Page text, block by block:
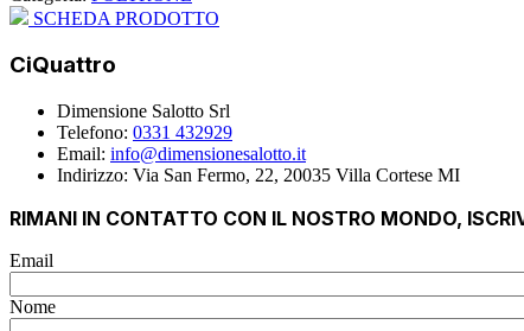
SCHEDA PRODOTTO
CiQuattro
Dimensione Salotto Srl
Telefono: 0331 432929
Email: info@dimensionesalotto.it
Indirizzo: Via San Fermo, 22, 20035 Villa Cortese MI
RIMANI IN CONTATTO CON IL NOSTRO MONDO,
Email
Nome